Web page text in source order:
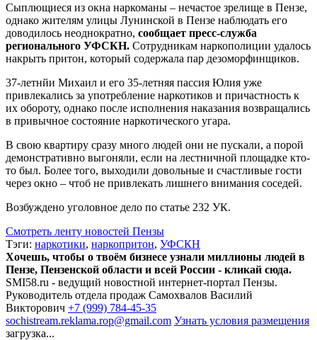
Сыплющиеся из окна наркоманы – нечастое зрелище в Пензе,
однако жителям улицы Лунинской в Пензе наблюдать его
доводилось неоднократно, сообщает пресс-служба
регионального УФСКН. Сотрудникам наркополиции удалось
накрыть притон, который содержала пар дезоморфинщиков.
37-летнйи Михаил и его 35-летняя пассия Юлия уже
привлекались за употребление наркотиков и причастность к
их обороту, однако после исполнения наказания возвращались
в привычное состояние наркотического угара.
В свою квартиру сразу много людей они не пускали, а порой
демонстративно выгоняли, если на лестничной площадке кто-
то был. Более того, выходили довольные и счастливые гости
через окно – чтоб не привлекать лишнего внимания соседей.
Возбуждено уголовное дело по статье 232 УК.
Смотреть ленту новостей Пензы
Тэги: наркотики, наркопритон, УФСКН
Хочешь, чтобы о твоём бизнесе узнали миллионы людей в
Пензе, Пензенской области и всей России - кликай сюда.
SMI58.ru - ведущий новостной интернет-портал Пензы.
Руководитель отдела продаж Самохвалов Василий
Викторович +7 (999) 784-45-35
sochistream.reklama.rop@gmail.com Узнать условия размещения
загрузка...